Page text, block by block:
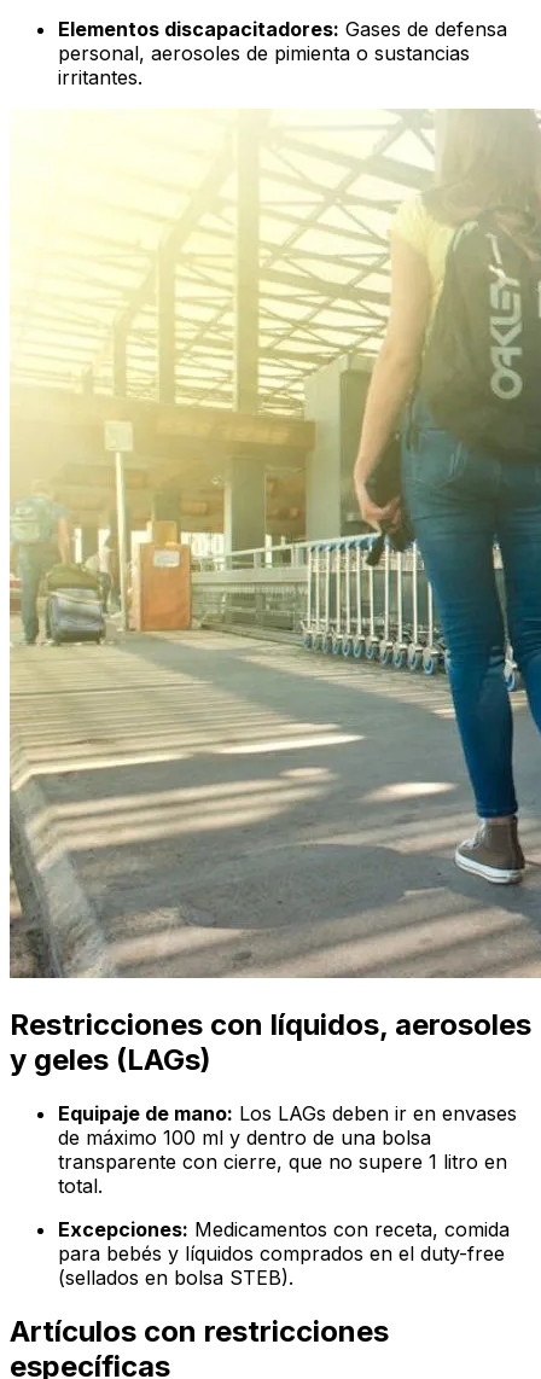
Elementos discapacitadores: Gases de defensa
personal, aerosoles de pimienta o sustancias
irritantes.
Restricciones con líquidos, aerosoles
y geles (LAGs)
Equipaje de mano: Los LAGs deben ir en envases
de máximo 100 ml y dentro de una bolsa
transparente con cierre, que no supere 1 litro en
total.
Excepciones: Medicamentos con receta, comida
para bebés y líquidos comprados en el duty-free
(sellados en bolsa STEB).
Artículos con restricciones
específicas